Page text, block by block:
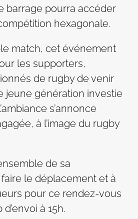
barrage pourra accéder
hexagonale.
match, cet événement
les supporters,
de rugby de venir
jeune génération investie
s’annonce
à l’image du rugby
de sa
le déplacement et à
pour ce rendez-vous
à 15h.